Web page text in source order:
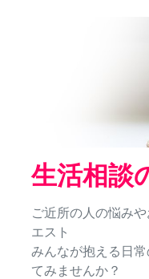
生活相談
ご近所の人の悩み
エスト
みんなが抱える日
てみませんか？